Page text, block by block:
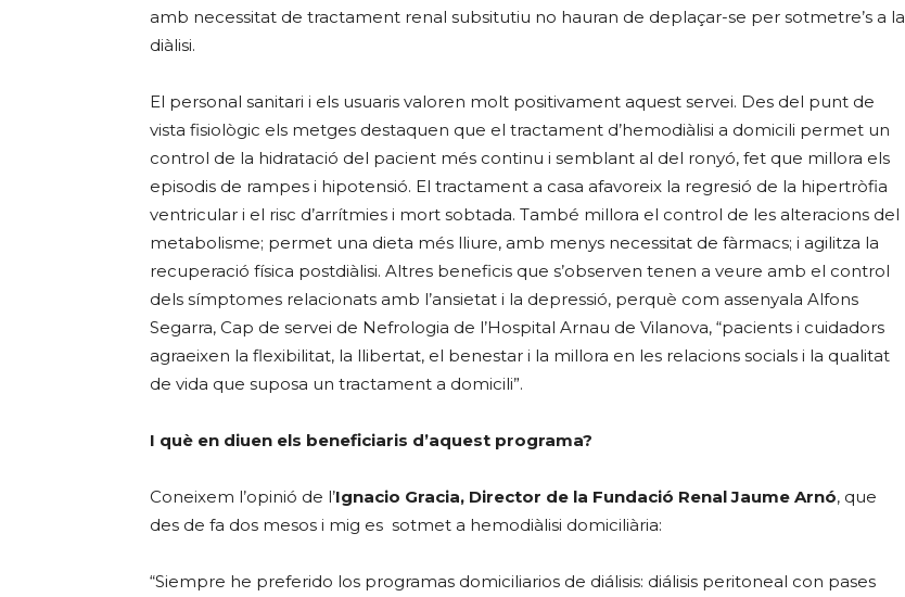
amb necessitat de tractament renal subsitutiu no hauran de deplaçar-se per sotmetre’s a la
diàlisi.
El personal sanitari i els usuaris valoren molt positivament aquest servei. Des del punt de
vista fisiològic els metges destaquen que el tractament d’hemodiàlisi a domicili permet un
control de la hidratació del pacient més continu i semblant al del ronyó, fet que millora els
episodis de rampes i hipotensió. El tractament a casa afavoreix la regresió de la hipertròfia
ventricular i el risc d’arrítmies i mort sobtada. També millora el control de les alteracions del
metabolisme; permet una dieta més lliure, amb menys necessitat de fàrmacs; i agilitza la
recuperació física postdiàlisi. Altres beneficis que s’observen tenen a veure amb el control
dels símptomes relacionats amb l’ansietat i la depressió, perquè com assenyala Alfons
Segarra, Cap de servei de Nefrologia de l’Hospital Arnau de Vilanova, “pacients i cuidadors
agraeixen la flexibilitat, la llibertat, el benestar i la millora en les relacions socials i la qualitat
de vida que suposa un tractament a domicili”.
I què en diuen els beneficiaris d’aquest programa?
Coneixem l’opinió de l’Ignacio Gracia, Director de la Fundació Renal Jaume Arnó, que
des de fa dos mesos i mig es sotmet a hemodiàlisi domiciliària:
“Siempre he preferido los programas domiciliarios de diálisis: diálisis peritoneal con pases